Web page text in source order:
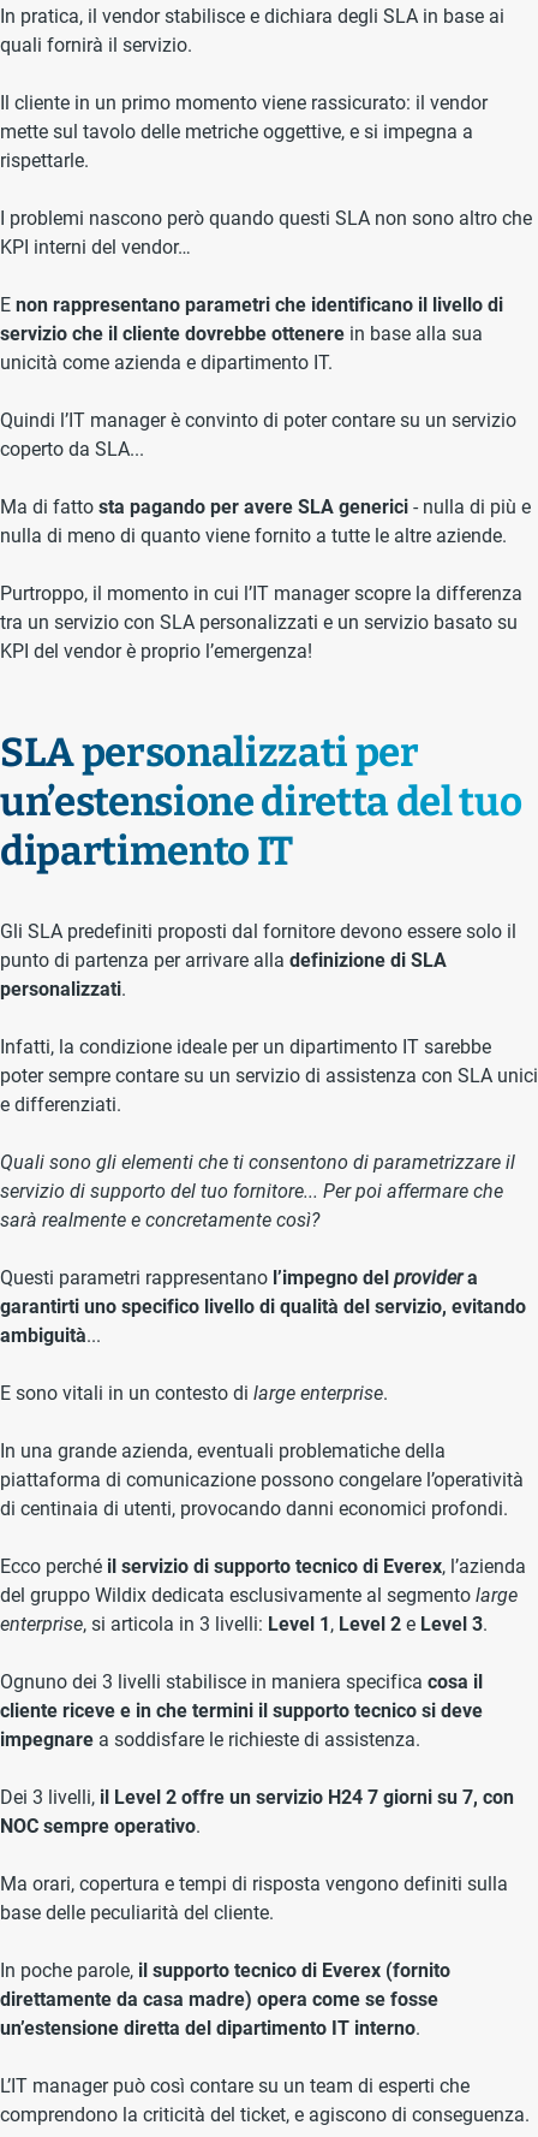
In pratica, il vendor stabilisce e dichiara degli SLA in base ai
quali fornirà il servizio.
Il cliente in un primo momento viene rassicurato: il vendor
mette sul tavolo delle metriche oggettive, e si impegna a
rispettarle.
I problemi nascono però quando questi SLA non sono altro che
KPI interni del vendor…
E non rappresentano parametri che identificano il livello di
servizio che il cliente dovrebbe ottenere in base alla sua
unicità come azienda e dipartimento IT.
Quindi l’IT manager è convinto di poter contare su un servizio
coperto da SLA...
Ma di fatto sta pagando per avere SLA generici - nulla di più e
nulla di meno di quanto viene fornito a tutte le altre aziende.
Purtroppo, il momento in cui l’IT manager scopre la differenza
tra un servizio con SLA personalizzati e un servizio basato su
KPI del vendor è proprio l’emergenza!
SLA personalizzati per
un’estensione diretta del tuo
dipartimento IT
Gli SLA predefiniti proposti dal fornitore devono essere solo il
punto di partenza per arrivare alla definizione di SLA
personalizzati.
Infatti, la condizione ideale per un dipartimento IT sarebbe
poter sempre contare su un servizio di assistenza con SLA unici
e differenziati.
Quali sono gli elementi che ti consentono di parametrizzare il
servizio di supporto del tuo fornitore... Per poi affermare che
sarà realmente e concretamente così?
Questi parametri rappresentano l’impegno del providera
garantirti uno specifico livello di qualità del servizio, evitando
ambiguità...
E sono vitali in un contesto di large enterprise.
In una grande azienda, eventuali problematiche della
piattaforma di comunicazione possono congelare l’operatività
di centinaia di utenti, provocando danni economici profondi.
Ecco perché il servizio di supporto tecnico di Everex, l’azienda
del gruppo Wildix dedicata esclusivamente al segmento large
enterprise, si articola in 3 livelli: Level 1, Level 2 e Level 3.
Ognuno dei 3 livelli stabilisce in maniera specifica cosa il
cliente riceve e in che termini il supporto tecnico si deve
impegnare a soddisfare le richieste di assistenza.
Dei 3 livelli, il Level 2 offre un servizio H24 7 giorni su 7, con
NOC sempre operativo.
Ma orari, copertura e tempi di risposta vengono definiti sulla
base delle peculiarità del cliente.
In poche parole, il supporto tecnico di Everex (fornito
direttamente da casa madre) opera come se fosse
un’estensione diretta del dipartimento IT interno.
L’IT manager può così contare su un team di esperti che
comprendono la criticità del ticket, e agiscono di conseguenza.